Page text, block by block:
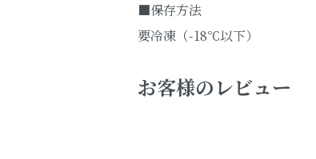
■保存方法
要冷凍（-18℃以下）
お客様のレビュー